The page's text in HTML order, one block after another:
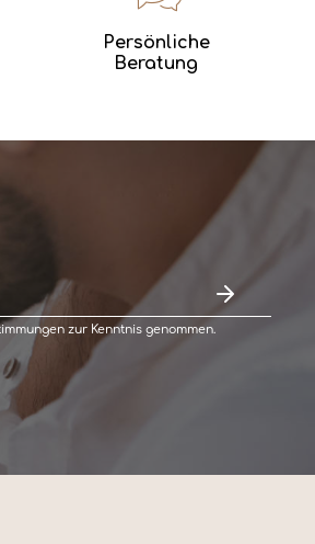
Persönliche
Beratung
zur Kenntnis genommen.